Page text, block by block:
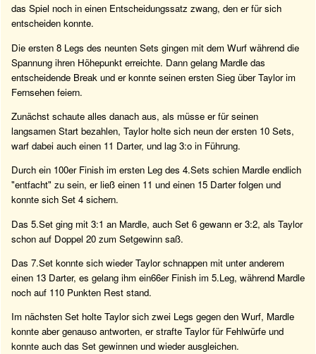
das Spiel noch in einen Entscheidungssatz zwang, den er für sich
entscheiden konnte.
Die ersten 8 Legs des neunten Sets gingen mit dem Wurf während die
Spannung ihren Höhepunkt erreichte. Dann gelang Mardle das
entscheidende Break und er konnte seinen ersten Sieg über Taylor im
Fernsehen feiern.
Zunächst schaute alles danach aus, als müsse er für seinen
langsamen Start bezahlen, Taylor holte sich neun der ersten 10 Sets,
warf dabei auch einen 11 Darter, und lag 3:o in Führung.
Durch ein 100er Finish im ersten Leg des 4.Sets schien Mardle endlich
"entfacht" zu sein, er ließ einen 11 und einen 15 Darter folgen und
konnte sich Set 4 sichern.
Das 5.Set ging mit 3:1 an Mardle, auch Set 6 gewann er 3:2, als Taylor
schon auf Doppel 20 zum Setgewinn saß.
Das 7.Set konnte sich wieder Taylor schnappen mit unter anderem
einen 13 Darter, es gelang ihm ein66er Finish im 5.Leg, während Mardle
noch auf 110 Punkten Rest stand.
Im nächsten Set holte Taylor sich zwei Legs gegen den Wurf, Mardle
konnte aber genauso antworten, er strafte Taylor für Fehlwürfe und
konnte auch das Set gewinnen und wieder ausgleichen.